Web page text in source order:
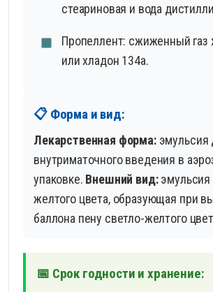
стеариновая и вода
Пропеллент: сжиженный газ
или хладон 134а.
📋 Форма и вид:
Лекарственная форма:эмульсия
внутриматочного введения в
упаковке. Внешний вид:эмульсия
желтого цвета, образующая при
баллона пену светло-желтого
📅 Срок годности и хранение: